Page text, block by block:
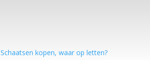
Schaatsen kopen, waar op letten?